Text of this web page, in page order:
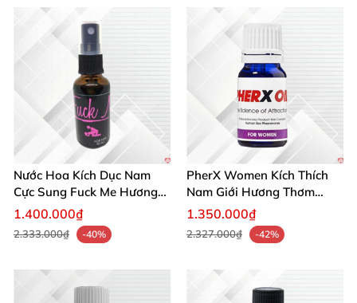
Nước Hoa Kích Dục Nam
Cực Sung Fuck Me Hương
Thơm Gợi Tình
1.400.000₫
2.333.000₫ -40%
PherX Women Kích Thích
Nam Giới Hương Thơm
Quyến Rũ Độc Quyền
1.350.000₫
2.327.000₫ -42%